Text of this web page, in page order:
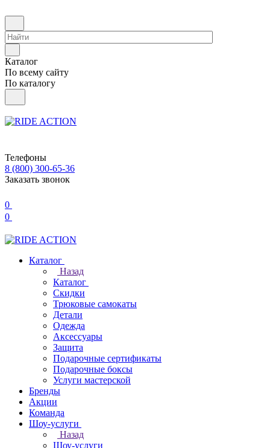
Каталог
По всему сайту
По каталогу
Телефоны
8 (800) 300-65-36
Заказать звонок
0
0
Каталог
Назад
Каталог
Скидки
Трюковые самокаты
Детали
Одежда
Аксессуары
Защита
Подарочные сертификаты
Подарочные боксы
Услуги мастерской
Бренды
Акции
Команда
Шоу-услуги
Назад
Шоу-услуги